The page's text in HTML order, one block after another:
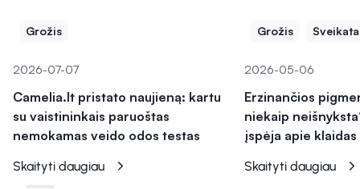
Grožis
2026-07-07
Camelia.lt pristato naujieną: kartu
su vaistininkais paruoštas
nemokamas veido odos testas
Skaityti daugiau
Grožis Sveikata
2026-05-06
Erzinančios
niekaip
įspėja apie klaidas
Skaityti daugiau